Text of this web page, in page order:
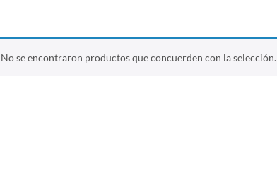
No se encontraron productos que concuerden con la selección.